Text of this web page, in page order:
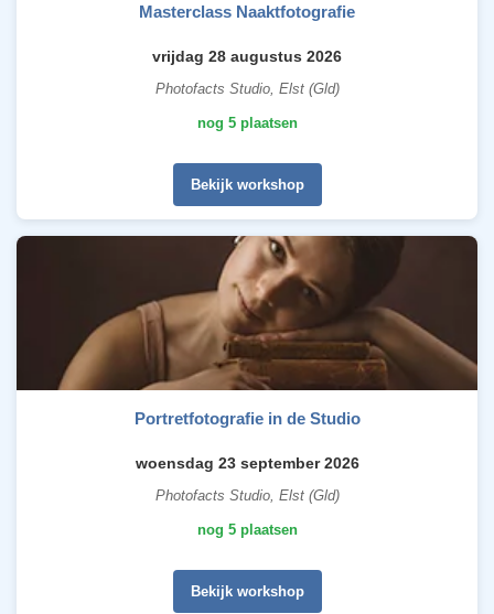
Masterclass Naaktfotografie
vrijdag 28 augustus 2026
Photofacts Studio, Elst (Gld)
nog 5 plaatsen
Bekijk workshop
Portretfotografie in de Studio
woensdag 23 september 2026
Photofacts Studio, Elst (Gld)
nog 5 plaatsen
Bekijk workshop